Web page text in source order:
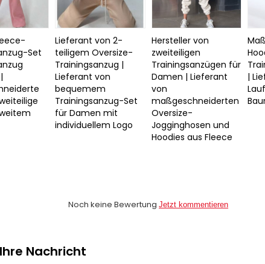
Set
Lieferant von 2-
teiligem Oversize-
Trainingsanzug |
Lieferant von
bequemem
Trainingsanzug-Set
für Damen mit
individuellem Logo
Hersteller von
zweiteiligen
Trainingsanzügen für
Damen | Lieferant
von
maßgeschneiderten
Oversize-
Jogginghosen und
Hoodies aus Fleece
|
Noch keine BewertungJetzt kommentieren
Nachricht